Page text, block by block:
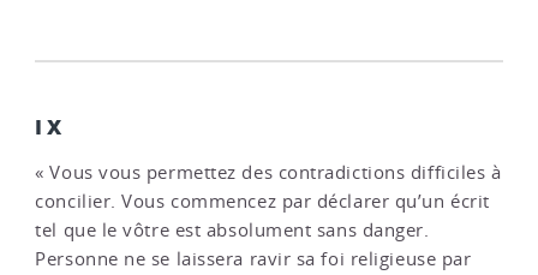
IX
« Vous vous permettez des contradictions difficiles à
concilier. Vous commencez par déclarer qu’un écrit
tel que le vôtre est absolument sans danger.
Personne ne se laissera ravir sa foi religieuse par